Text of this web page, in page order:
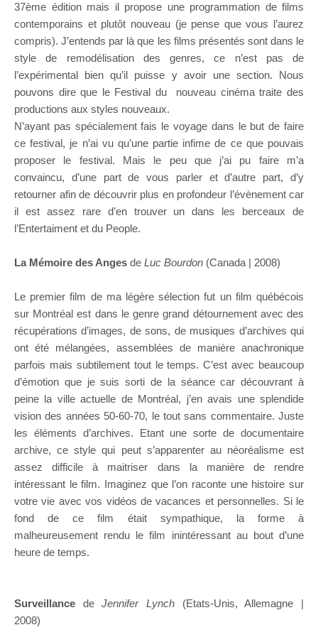
37ème édition mais il propose une programmation de films
contemporains et plutôt nouveau (je pense que vous l’aurez
compris). J’entends par là que les films présentés sont dans le
style de remodélisation des genres, ce n’est pas de
l’expérimental bien qu’il puisse y avoir une section. Nous
pouvons dire que le Festival du nouveau cinéma traite des
productions aux styles nouveaux.
N’ayant pas spécialement fais le voyage dans le but de faire
ce festival, je n’ai vu qu’une partie infime de ce que pouvais
proposer le festival. Mais le peu que j’ai pu faire m’a
convaincu, d’une part de vous parler et d’autre part, d’y
retourner afin de découvrir plus en profondeur l’évènement car
il est assez rare d’en trouver un dans les berceaux de
l’Entertaiment et du People.
La Mémoire des Anges de Luc Bourdon (Canada | 2008)
Le premier film de ma légère sélection fut un film québécois
sur Montréal est dans le genre grand détournement avec des
récupérations d’images, de sons, de musiques d’archives qui
ont été mélangées, assemblées de manière anachronique
parfois mais subtilement tout le temps. C’est avec beaucoup
d’émotion que je suis sorti de la séance car découvrant à
peine la ville actuelle de Montréal, j’en avais une splendide
vision des années 50-60-70, le tout sans commentaire. Juste
les éléments d’archives. Etant une sorte de documentaire
archive, ce style qui peut s’apparenter au néoréalisme est
assez difficile à maitriser dans la manière de rendre
intéressant le film. Imaginez que l’on raconte une histoire sur
votre vie avec vos vidéos de vacances et personnelles. Si le
fond de ce film était sympathique, la forme à
malheureusement rendu le film inintéressant au bout d’une
heure de temps.
Surveillance deJennifer Lynch (Etats-Unis, Allemagne |
2008)